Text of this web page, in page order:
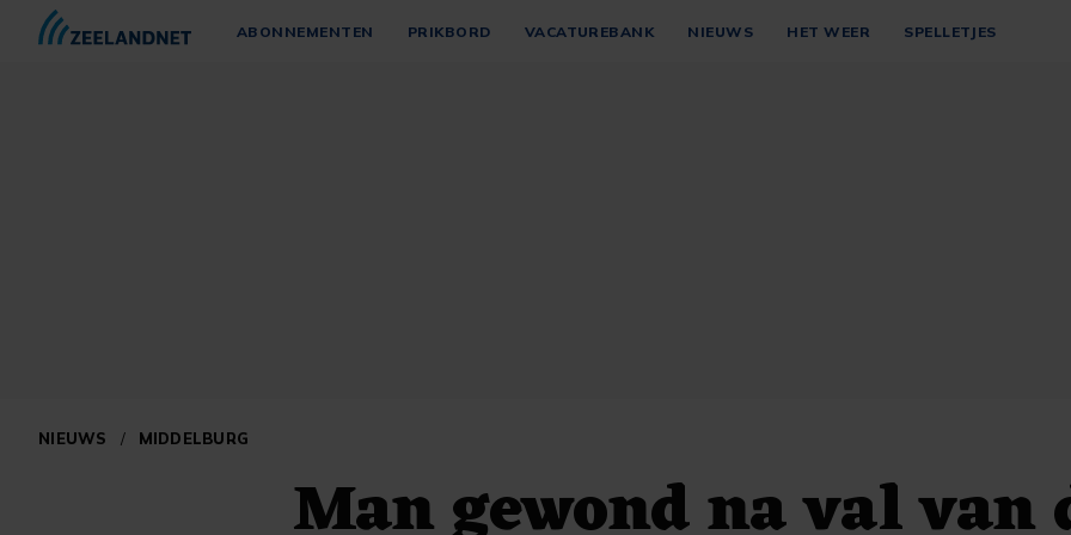
ABONNEMENTEN PRIKBORD VACATUREBANK NIEUWS HET WEER SPELLETJES
NIEUWS / MIDDELBURG